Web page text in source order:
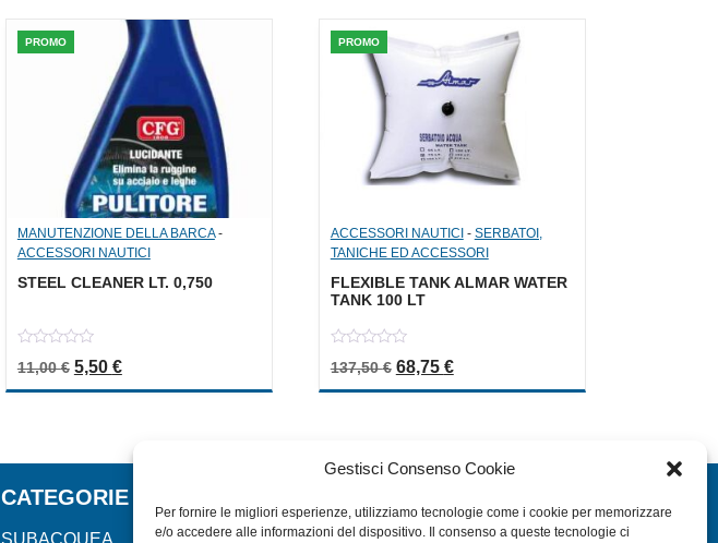
Gestisci Consenso Cookie
Per fornire le migliori esperienze, utilizziamo tecnologie come i cookie per memorizzare
e/o accedere alle informazioni del dispositivo. Il consenso a queste tecnologie ci
PROMO
MANUTENZIONE DELLA BARCA-
ACCESSORI NAUTICI
STEEL CLEANER LT. 0,750
out
11,00€ Il prezzo originale era: 11,00 €.
5,50 €Il prezzo attuale è: 5,50 €.
PROMO
ACCESSORI NAUTICI - SERBATOI,
TANICHE ED ACCESSORI
FLEXIBLE TANK ALMAR WATER
TANK 100 LT
out
137,50€ Il prezzo originale era: 137,50 €.
68,75 €Il prezzo attuale è: 68,75 €.
CATEGORIE
SUBACQUEA HOME